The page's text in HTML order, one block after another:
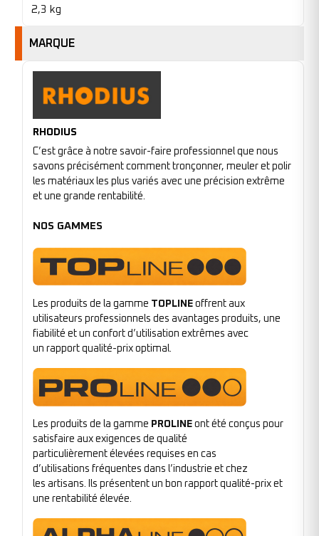
2,3 kg
MARQUE
RHODIUS
C’est grâce à notre savoir-faire professionnel que nous
savons précisément comment tronçonner, meuler et polir
les matériaux les plus variés avec une précision extrême
et une grande rentabilité.
NOS GAMMES
Les produits de la gamme TOPLINE offrent aux
utilisateurs professionnels des avantages produits, une
fiabilité et un confort d’utilisation extrêmes avec
un rapport qualité-prix optimal.
Les produits de la gamme PROLINE ont été conçus pour
satisfaire aux exigences de qualité
particulièrement élevées requises en cas
d’utilisations fréquentes dans l’industrie et chez
les artisans. Ils présentent un bon rapport qualité-prix et
une rentabilité élevée.